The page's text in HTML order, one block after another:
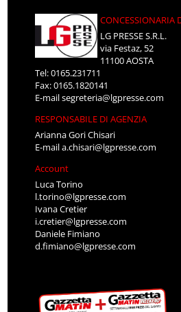
CONCESSIONARIA
LG PRESSE S.R.L.
via Festaz, 52
11100 AOSTA
Tel: 0165.231711
Fax: 0165.1820141
E-mailsegreteria@lgpresse.com
RESPONSABILE DI AGENZIA
Arianna Gori Chisari
E-maila.chisari@lgpresse.com
Account
Luca Torino
l.torino@lgpresse.com
Ivana Cretier
i.cretier@lgpresse.com
Daniele Fimiano
d.fimiano@lgpresse.com